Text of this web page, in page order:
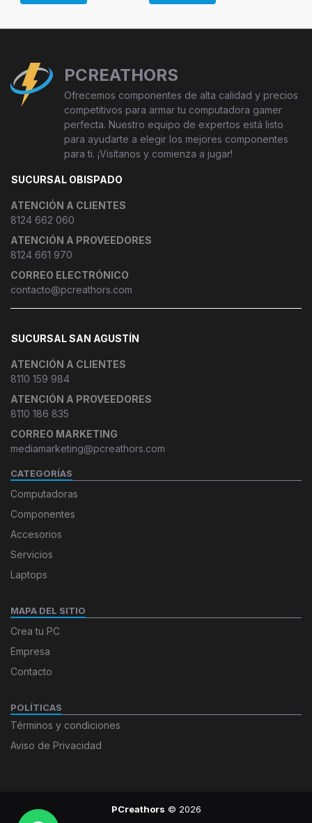
PCREATHORS
Ofrecemos componentes de alta calidad y precios
competitivos para armar tu computadora gamer
perfecta. Nuestro equipo de expertos está listo
para ayudarte a elegir los mejores componentes
para ti. ¡Visítanos y comienza a jugar!
SUCURSAL OBISPADO
ATENCIÓN A CLIENTES
8124 662 060
ATENCIÓN A PROVEEDORES
8124 661 970
CORREO ELECTRÓNICO
contacto@pcreathors.com
SUCURSAL SAN AGUSTÍN
ATENCIÓN A CLIENTES
8110 159 984
ATENCIÓN A PROVEEDORES
8110 186 835
CORREO MARKETING
mediamarketing@pcreathors.com
CATEGORÍAS
Computadoras
Componentes
Accesorios
Servicios
Laptops
MAPA DEL SITIO
Crea tu PC
Empresa
Contacto
POLÍTICAS
Términos y condiciones
Aviso de Privacidad
PCreathors © 2026